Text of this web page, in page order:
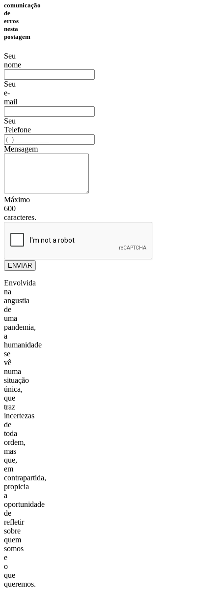
comunicação
de
erros
nesta
postagem
Seu
nome
Seu
e-
mail
Seu
Telefone
Mensagem
Máximo
600
caracteres.
ENVIAR
Envolvida
na
angustia
de
uma
pandemia,
a
humanidade
se
vê
numa
situação
única,
que
traz
incertezas
de
toda
ordem,
mas
que,
em
contrapartida,
propicia
a
oportunidade
de
refletir
sobre
quem
somos
e
o
que
queremos.